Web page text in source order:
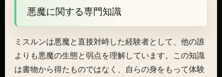
悪魔に関する専門知識
ミスルンは悪魔と直接対峙した経験者として、他の誰
よりも悪魔の生態と弱点を理解しています。この知識
は書物から得たものではなく、自らの身をもって体験